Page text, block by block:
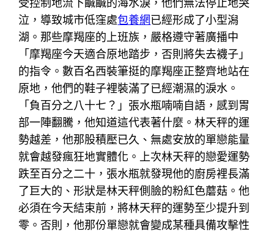
受控制地流下鹹鹹的海水淚，他們無法停止地哭
泣，導致城市低窪處包養網已經形成了小型潟
湖。那些摩羯座的上班族，嚴格遵守著廣播中
「摩羯座今天適合原地踏步，否則將失去襪子」
的指令。數百名西裝筆挺的摩羯座正整齊地站在
原地，他們的鞋子裡裝滿了已經潮濕的淚水。
「負百分之八十七？」張水瓶喃喃自語，感到胃
部一陣翻騰，他知道這代表著什麼。林天秤的運
勢越差，他那股積壓已久、無處安放的單戀能量
就會越發瘋狂地實體化。上次林天秤的戀愛運勢
跌至百分之二十，張水瓶就發現他的廚房裡長滿
了巨大的、形狀是林天秤側臉的粉紅色蘑菇。他
必須在今天結束前，將林天秤的運勢至少提升到
零。否則，他那份單戀就會變成某種具備攻擊性